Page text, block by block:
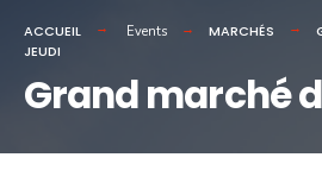
ACCUEIL Events MARCHÉS
JEUDI
Grand marché